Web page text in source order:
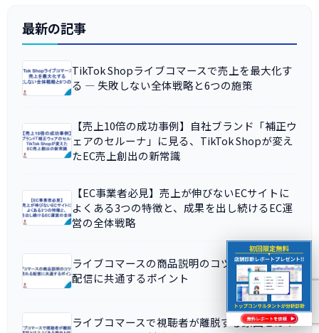
最新の記事
TikTok Shopライブコマースで売上を最大化す
る ― 失敗しない全体戦略と6つの施策
【売上10倍の成功事例】自社ブランド「補正ウ
ェアのセルーナ」に見る、TikTok Shopが変え
たEC売上創出の新常識
【EC事業者必見】売上が伸びないECサイトに
よくある3つの特徴と、成果を出し続けるEC運
営の全体戦略
ライブコマースの商品説明のコツとは？売れる
配信に共通するポイント
ライブコマースで視聴者が離脱する原因とは？